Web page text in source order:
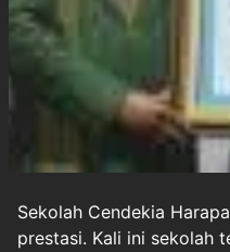
Sekolah Cendekia
prestasi. Kali ini sekolah